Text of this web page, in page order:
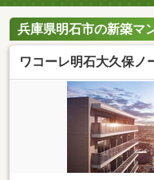
兵庫県明石市の新築マ
ワコーレ明石大久保ノ